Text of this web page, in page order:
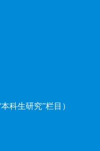
科生研究”栏目）